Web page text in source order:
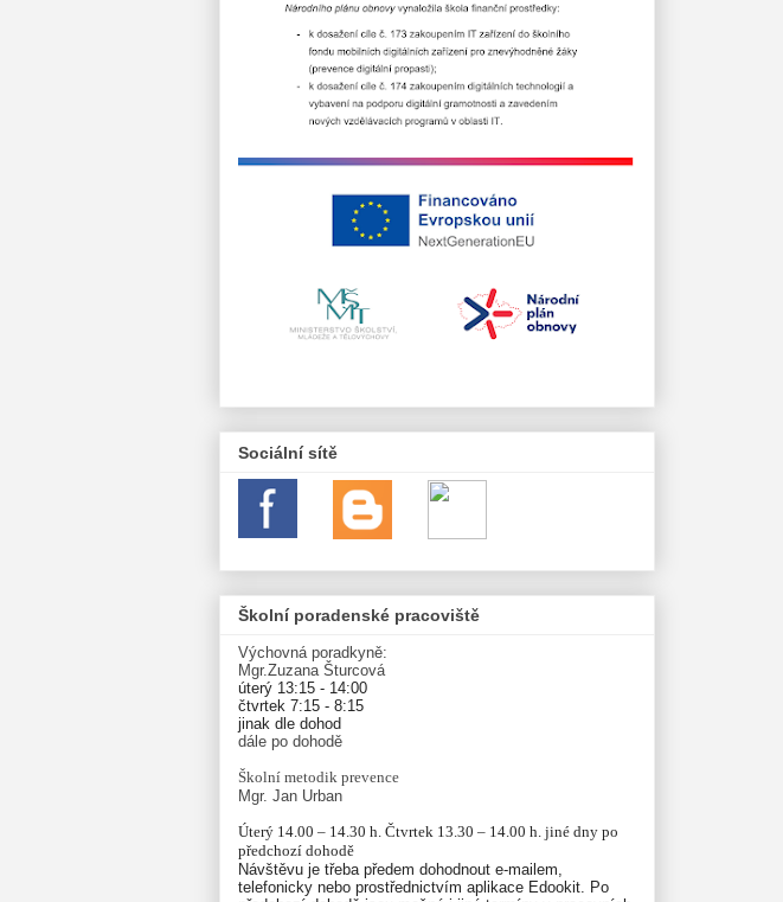
Sociální sítě
Školní poradenské pracoviště
Výchovná poradkyně:
Mgr.Zuzana Šturcová
úterý 13:15 - 14:00
čtvrtek 7:15 - 8:15
jinak dle dohod
dále po dohodě
Školní metodik prevence
Mgr. Jan Urban
Úterý 14.00 – 14.30 h. Čtvrtek 13.30 – 14.00 h. jiné dny po
předchozí dohodě
Návštěvu je třeba předem dohodnout e-mailem,
telefonicky nebo prostřednictvím aplikace Edookit. Po